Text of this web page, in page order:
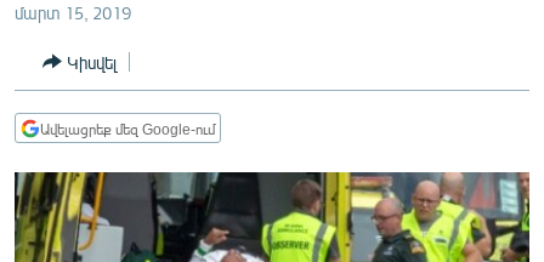
ՏՆՏԵՍՈՒԹՅՈՒՆ
ՂԱՐԱԲԱՂ
ՏԱՐԱԾԱՇՐՋԱՆ
ՄԻՋԱԶԳԱՅԻՆ
մարտ 15, 2019
Կիսվել
Ավելացրեք մեզ Google-ում